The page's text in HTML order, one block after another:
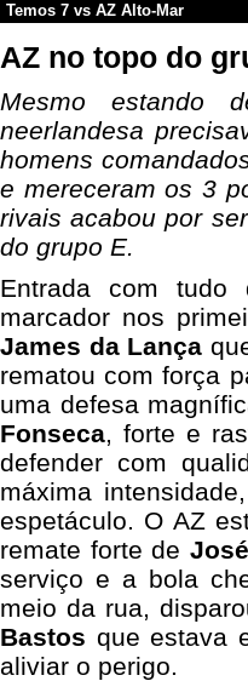
Temos 7 vs AZ Alto-Mar
AZ no topo do
Mesmo estando
neerlandesa
homens
e mereceram os 3
rivais acabou por
do grupo E.
Entrada com tudo
marcador nos
James da Lança
rematou com força
uma defesa
Fonseca, forte e
defender com
máxima
espetáculo. O AZ
remate forte de
serviço e a bola
meio da rua,
Bastos que estava
aliviar o perigo.